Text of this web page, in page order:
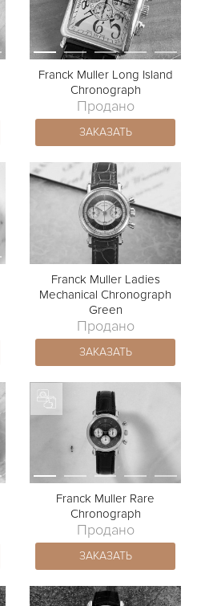
Franck Muller Long Island
Chronograph
Продано
ЗАКАЗАТЬ
Franck Muller Ladies
Mechanical Chronograph
Green
Продано
ЗАКАЗАТЬ
Franck Muller Rare
Chronograph
Продано
ЗАКАЗАТЬ